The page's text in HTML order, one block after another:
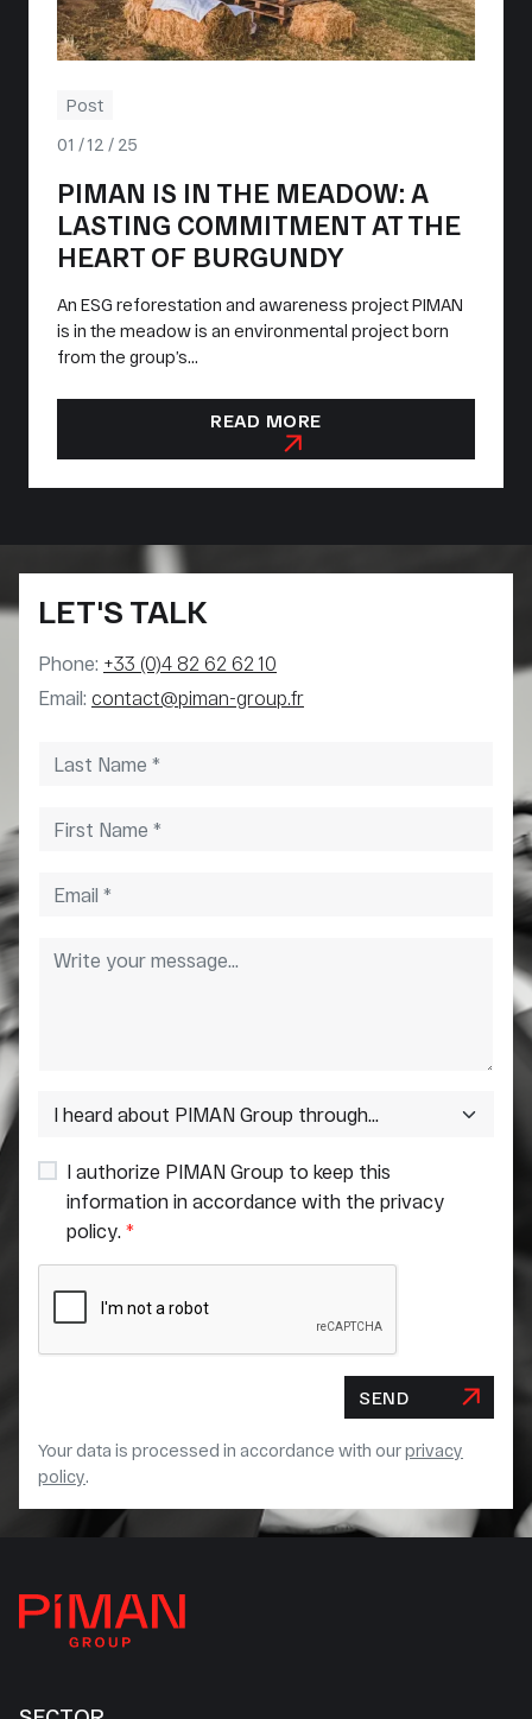
Post
01 / 12 / 25
PIMAN IS IN THE MEADOW: A
LASTING COMMITMENT AT THE
HEART OF BURGUNDY
An ESG reforestation and awareness project PIMAN
is in the meadow is an environmental project born
from the group’s...
READ MORE
LET'S TALK
Phone: +33 (0)4 82 62 62 10
Email: contact@piman-group.fr
I authorize PIMAN Group to keep this
information in accordance with the privacy
policy. *
SEND
Your data is processed in accordance with ourprivacy
policy.